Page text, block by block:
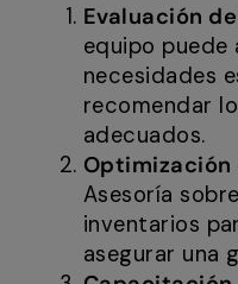
Evaluación
equipo puede
necesidades
recomendar
adecuados.
Optimización
Asesoría
inventarios
asegurar una